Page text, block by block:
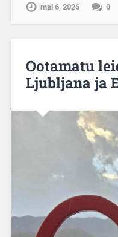
mai 6, 2026 0
Ootamatu
Ljubljana ja